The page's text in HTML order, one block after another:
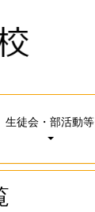
生徒会・部活動等